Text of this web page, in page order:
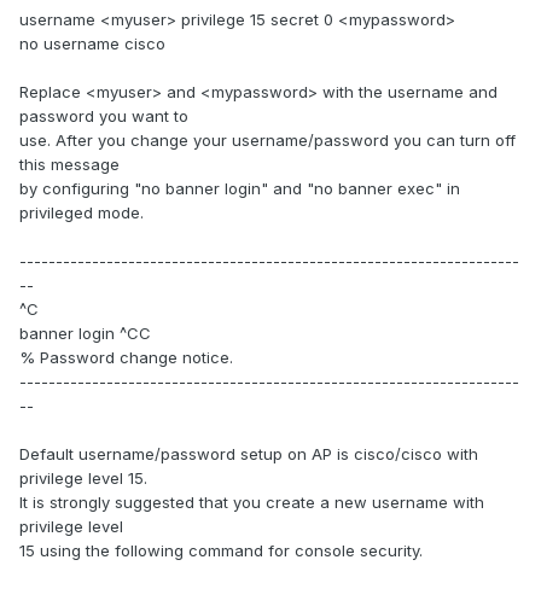
username <myuser> privilege 15 secret 0 <mypassword>
no username cisco
Replace <myuser> and <mypassword> with the username and
password you want to
use. After you change your username/password you can turn off
this message
by configuring "no banner login" and "no banner exec" in
privileged mode.
---------------------------------------------------------------------
--
^C
banner login ^CC
% Password change notice.
---------------------------------------------------------------------
--
Default username/password setup on AP is cisco/cisco with
privilege level 15.
It is strongly suggested that you create a new username with
privilege level
15 using the following command for console security.